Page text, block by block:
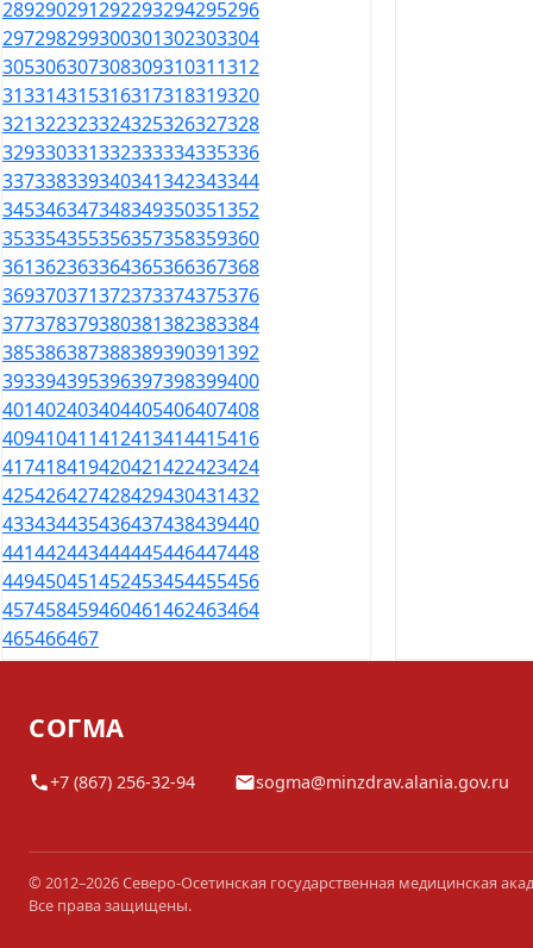
289290291292293294295296
297298299300301302303304
305306307308309310311312
313314315316317318319320
321322323324325326327328
329330331332333334335336
337338339340341342343344
345346347348349350351352
353354355356357358359360
361362363364365366367368
369370371372373374375376
377378379380381382383384
385386387388389390391392
393394395396397398399400
401402403404405406407408
409410411412413414415416
417418419420421422423424
425426427428429430431432
433434435436437438439440
441442443444445446447448
449450451452453454455456
457458459460461462463464
465466467
СОГМА
+7 (867) 256-32-94 sogma@minzdrav.alania.gov.ru
© 2012–2026 Северо-Осетинская государственная медицинская
Все права защищены.